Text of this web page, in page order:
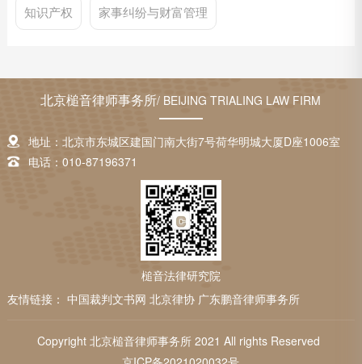
知识产权 家事纠纷与财富管理
北京槌音律师事务所/ BEIJING TRIALING LAW FIRM
地址：北京市东城区建国门南大街7号荷华明城大厦D座1006室
电话：010-87196371
槌音法律研究院
友情链接： 中国裁判文书网 北京律协 广东鹏音律师事务所
Copyright 北京槌音律师事务所 2021 All rights Reserved